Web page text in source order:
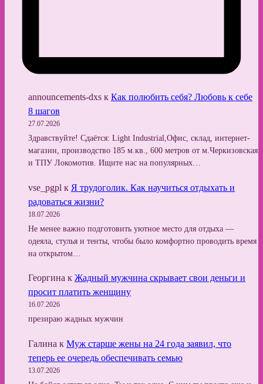
announcements-dxs к Как полюбить себя? Любовь к себе
8 шагов
27.07.2026
Здравствуйте! Сдаётся: Light Industrial,Офис, склад, интернет-
магазин, производство 185 м.кв., 600 метров от м.Черкизовская
и ТПУ Локомотив. Ищите нас на популярных…
vse_pgpl к Я трудоголик. Как научиться отдыхать и
радоваться жизни?
18.07.2026
Не менее важно подготовить уютное место для отдыха —
одеяла, стулья и тенты, чтобы было комфортно проводить время
на открытом…
Георгина к Жадный мужчина скрывает свои деньги и
просит платить женщину
16.07.2026
презираю жадных мужчин
Галина к Муж старше жены на 24 года заявил, что
теперь ее очередь обеспечивать семью
13.07.2026